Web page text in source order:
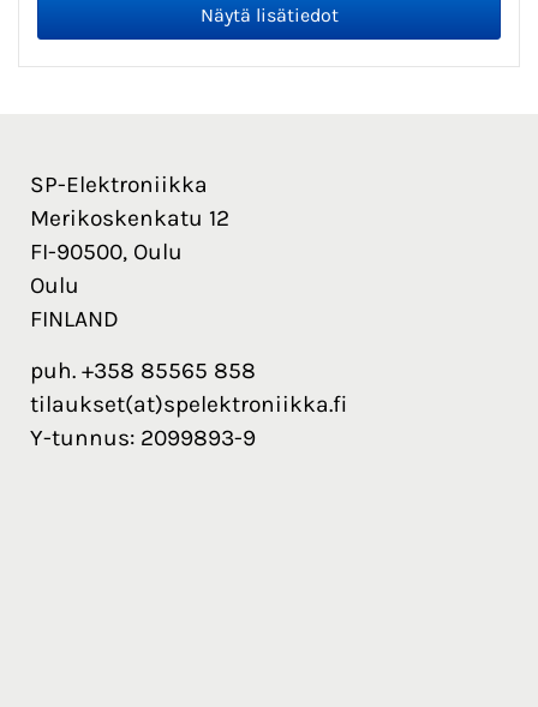
SP-Elektroniikka
Merikoskenkatu 12
FI-90500, Oulu
Oulu
FINLAND
puh. +358 85565 858
tilaukset(at)spelektroniikka.fi
Y-tunnus: 2099893-9